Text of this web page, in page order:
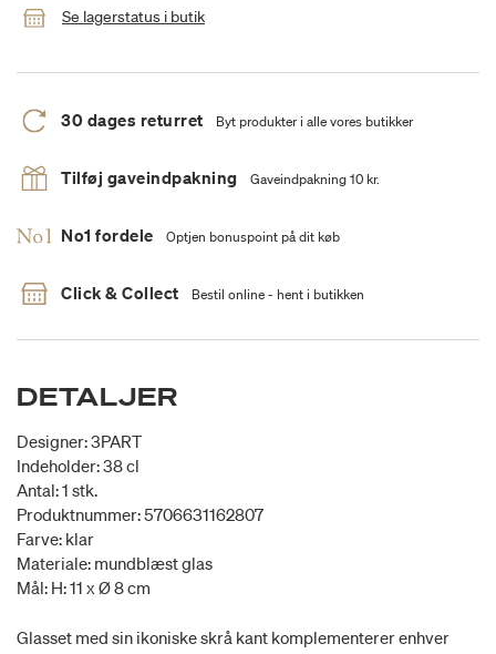
Se lagerstatus i butik
30 dages returret Byt produkter i alle vores butikker
Tilføj gaveindpakning Gaveindpakning 10 kr.
No1 fordele Optjen bonuspoint på dit køb
Click & Collect Bestil online - hent i butikken
DETALJER
Designer: 3PART
Indeholder: 38 cl
Antal: 1 stk.
Produktnummer: 5706631162807
Farve: klar
Materiale: mundblæst glas
Mål: H: 11 x Ø 8 cm
Glasset med sin ikoniske skrå kant komplementerer enhver